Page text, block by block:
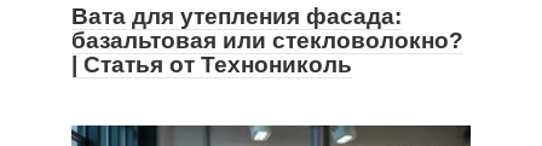
Вата для утепления фасада:
базальтовая или стекловолокно?
| Статья от Технониколь